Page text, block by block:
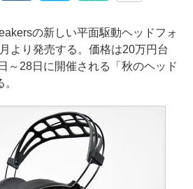
の新しい平面駆動ヘッドフォ
より発売する。価格は20万円台
～28日に開催される「秋のヘッド